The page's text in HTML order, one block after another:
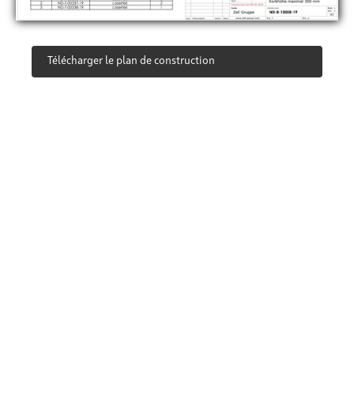
Télécharger le plan de construction